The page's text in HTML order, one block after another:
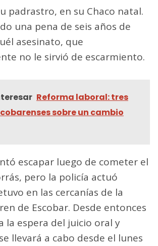
padrastro, en su Chaco natal.
una pena de seis años de
asesinato, que
no le sirvió de escarmiento.
Reforma laboral: tres
sobre un cambio
escapar luego de cometer el
pero la policía actuó
en las cercanías de la
de Escobar. Desde entonces
la espera del juicio oral y
llevará a cabo desde el lunes